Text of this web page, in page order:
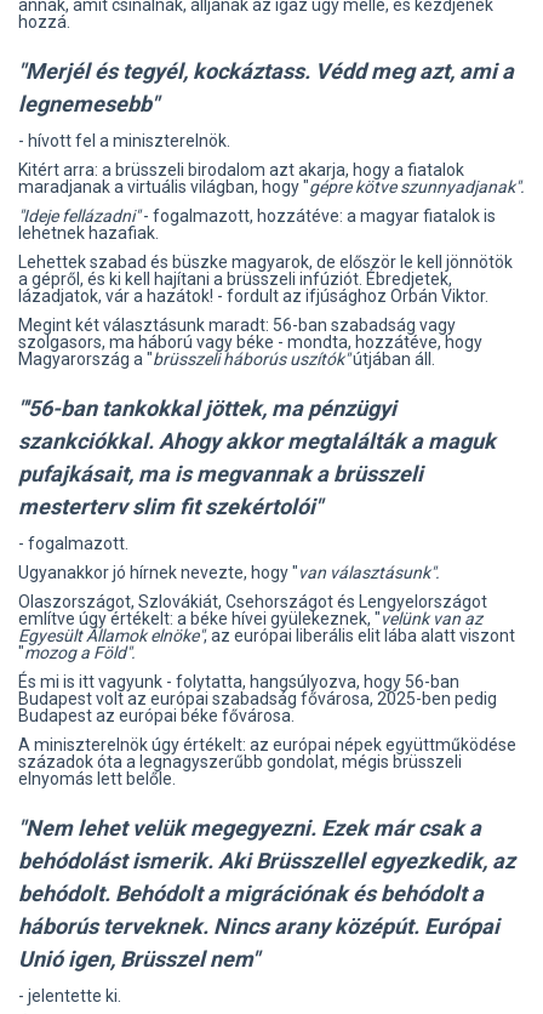
annak, amit csinálnak, álljanak az igaz ügy mellé, és kezdjenek
hozzá.
"Merjél és tegyél, kockáztass. Védd meg azt, ami a
legnemesebb"
- hívott fel a miniszterelnök.
Kitért arra: a brüsszeli birodalom azt akarja, hogy a fiatalok
maradjanak a virtuális világban, hogy "gépre kötve szunnyadjanak".
"Ideje fellázadni"- fogalmazott, hozzátéve: a magyar fiatalok is
lehetnek hazafiak.
Lehettek szabad és büszke magyarok, de először le kell jönnötök
a gépről, és ki kell hajítani a brüsszeli infúziót. Ébredjetek,
lázadjatok, vár a hazátok! - fordult az ifjúsághoz Orbán Viktor.
Megint két választásunk maradt: 56-ban szabadság vagy
szolgasors, ma háború vagy béke - mondta, hozzátéve, hogy
Magyarország a "brüsszeli háborús uszítók"útjában áll.
"'56-ban tankokkal jöttek, ma pénzügyi
szankciókkal. Ahogy akkor megtalálták a maguk
pufajkásait, ma is megvannak a brüsszeli
mesterterv slim fit szekértolói"
- fogalmazott.
Ugyanakkor jó hírnek nevezte, hogy "van választásunk".
Olaszországot, Szlovákiát, Csehországot és Lengyelországot
említve úgy értékelt: a béke hívei gyülekeznek, "velünk van az
Egyesült Államok elnöke", az európai liberális elit lába alatt viszont
"mozog a Föld".
És mi is itt vagyunk - folytatta, hangsúlyozva, hogy 56-ban
Budapest volt az európai szabadság fővárosa, 2025-ben pedig
Budapest az európai béke fővárosa.
A miniszterelnök úgy értékelt: az európai népek együttműködése
századok óta a legnagyszerűbb gondolat, mégis brüsszeli
elnyomás lett belőle.
"Nem lehet velük megegyezni. Ezek már csak a
behódolást ismerik. Aki Brüsszellel egyezkedik, az
behódolt. Behódolt a migrációnak és behódolt a
háborús terveknek. Nincs arany középút. Európai
Unió igen, Brüsszel nem"
- jelentette ki.